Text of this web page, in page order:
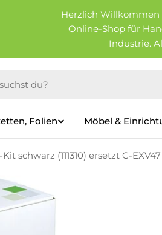
Herzlich Willkommen
Online-Shop für
Industrie.
Folien Möbel &
schwarz (111310) ersetzt C-EXV47